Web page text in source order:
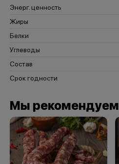
Энерг. ценность
Жиры
Белки
Углеводы
Состав
Срок годности
Мы рекомендуем